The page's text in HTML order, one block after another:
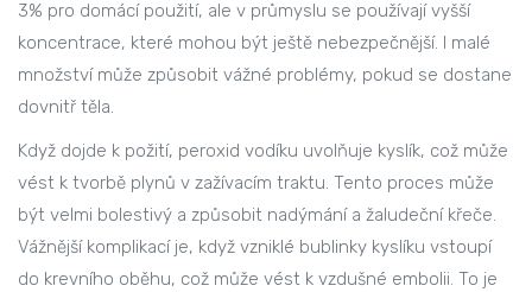
3% pro domácí použití, ale v průmyslu se používají vyšší
koncentrace, které mohou být ještě nebezpečnější. I malé
množství může způsobit vážné problémy, pokud se dostane
dovnitř těla.
Když dojde k požití, peroxid vodíku uvolňuje kyslík, což může
vést k tvorbě plynů v zažívacím traktu. Tento proces může
být velmi bolestivý a způsobit nadýmání a žaludeční křeče.
Vážnější komplikací je, když vzniklé bublinky kyslíku vstoupí
do krevního oběhu, což může vést k vzdušné embolii. To je